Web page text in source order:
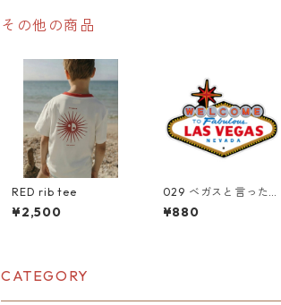
その他の商品
RED rib tee
¥2,500
029 ベガスと言ったら
コレ。"California Ma
rket Center" アメリ
¥880
CATEGORY